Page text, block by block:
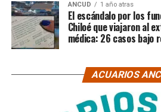
ANCUD 1 año atras
El escándalo por los
Chiloé que viajaron al
médica: 26 casos bajo
ACUARIOS